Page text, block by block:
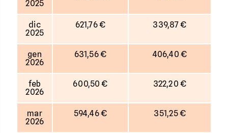
2025
dic
2025
621,76 € 339,87 €
gen
2026
631,56 € 406,40 €
feb
2026
600,50 € 322,20 €
mar
2026
594,46 € 351,25 €